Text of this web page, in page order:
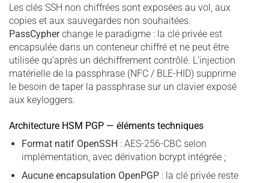
Les clés SSH non chiffrées sont exposées au vol, aux
copies et aux sauvegardes non souhaitées.
PassCypherchange le paradigme : la clé privée est
encapsulée dans un conteneur chiffré et ne peut être
utilisée qu’après un déchiffrement contrôlé. L’injection
matérielle de la passphrase (NFC / BLE-HID) supprime
le besoin de taper la passphrase sur un clavier exposé
aux keyloggers.
Architecture HSM PGP — éléments techniques
Format natif OpenSSH : AES-256-CBC selon
implémentation, avec dérivation bcrypt intégrée ;
Aucune encapsulation OpenPGP: la clé privée reste